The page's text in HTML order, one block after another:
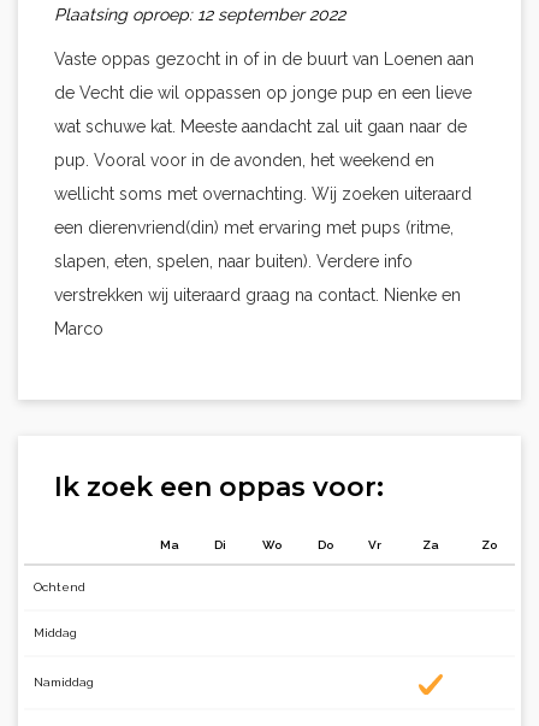
Plaatsing oproep: 12 september 2022
Vaste oppas gezocht in of in de buurt van Loenen aan
de Vecht die wil oppassen op jonge pup en een lieve
wat schuwe kat. Meeste aandacht zal uit gaan naar de
pup. Vooral voor in de avonden, het weekend en
wellicht soms met overnachting. Wij zoeken uiteraard
een dierenvriend(din) met ervaring met pups (ritme,
slapen, eten, spelen, naar buiten). Verdere info
verstrekken wij uiteraard graag na contact. Nienke en
Marco
Ik zoek een oppas voor:
Ma Di Wo Do Vr Za Zo
Ochtend
Middag
Namiddag